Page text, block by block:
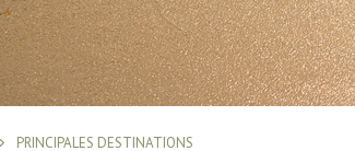
PRINCIPALES DESTINATIONS